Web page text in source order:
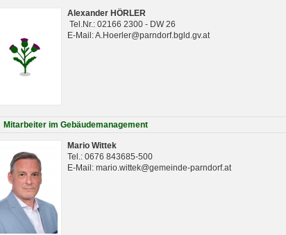
Alexander HÖRLER
Tel.Nr.: 02166 2300 - DW 26
E-Mail: A.Hoerler@parndorf.bgld.gv.at
Mitarbeiter im Gebäudemanagement
Mario Wittek
Tel.: 0676 843685-500
E-Mail: mario.wittek@gemeinde-parndorf.at